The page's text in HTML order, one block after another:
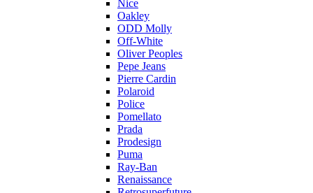
Nice
Oakley
ODD Molly
Off-White
Oliver Peoples
Pepe Jeans
Pierre Cardin
Polaroid
Police
Pomellato
Prada
Prodesign
Puma
Ray-Ban
Renaissance